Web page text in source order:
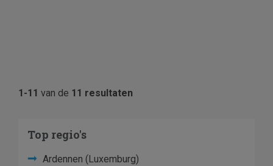
1-11 van de 11 resultaten
Top regio's
Ardennen (Luxemburg)